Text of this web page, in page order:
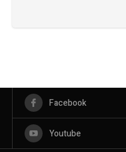
Facebook
Youtube